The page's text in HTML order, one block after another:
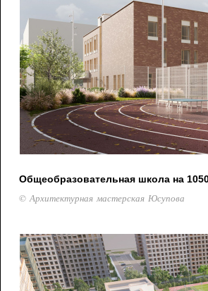
Общеобразовательная школа на
© Архитектурная мастерская Юсупова